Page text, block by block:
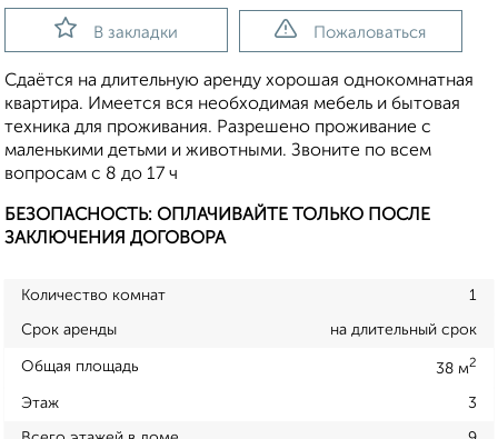
В закладки Пожаловаться
Сдаётся на длительную аренду хорошая однокомнатная
квартира. Имеется вся необходимая мебель и бытовая
техника для проживания. Разрешено проживание с
маленькими детьми и животными. Звоните по всем
вопросам с 8 до 17 ч
БЕЗОПАСНОСТЬ: ОПЛАЧИВАЙТЕ ТОЛЬКО ПОСЛЕ
ЗАКЛЮЧЕНИЯ ДОГОВОРА
Количество комнат 1
Срок аренды на длительный срок
Общая площадь 38 м2
Этаж 3